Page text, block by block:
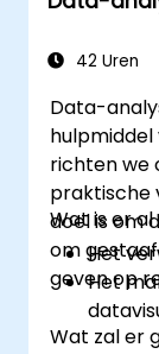
42 Uren
Data-
hulpmiddel
richten we
praktische
doel is om
om
geven op
Wat is er
Het
Het
Wat zal er